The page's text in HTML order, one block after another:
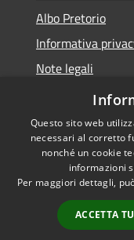
Albo Pretorio
Informativa
Note legali
Dichiarazione di
Accessibilità
Questo sito web
necessari al corretto
nonché un cookie
informazioni
Per maggiori dettagli,
ACCETTA